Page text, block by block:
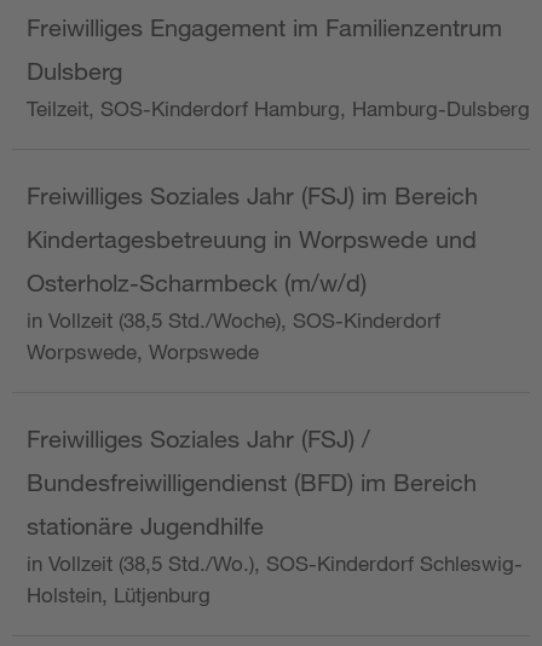
Freiwilliges Engagement im Familienzentrum
Dulsberg
Teilzeit, SOS-Kinderdorf Hamburg, Hamburg-Dulsberg
Freiwilliges Soziales Jahr (FSJ) im Bereich
Kindertagesbetreuung in Worpswede und
Osterholz-Scharmbeck (m/w/d)
in Vollzeit (38,5 Std./Woche), SOS-Kinderdorf
Worpswede, Worpswede
Freiwilliges Soziales Jahr (FSJ) /
Bundesfreiwilligendienst (BFD) im Bereich
stationäre Jugendhilfe
in Vollzeit (38,5 Std./Wo.), SOS-Kinderdorf Schleswig-
Holstein, Lütjenburg